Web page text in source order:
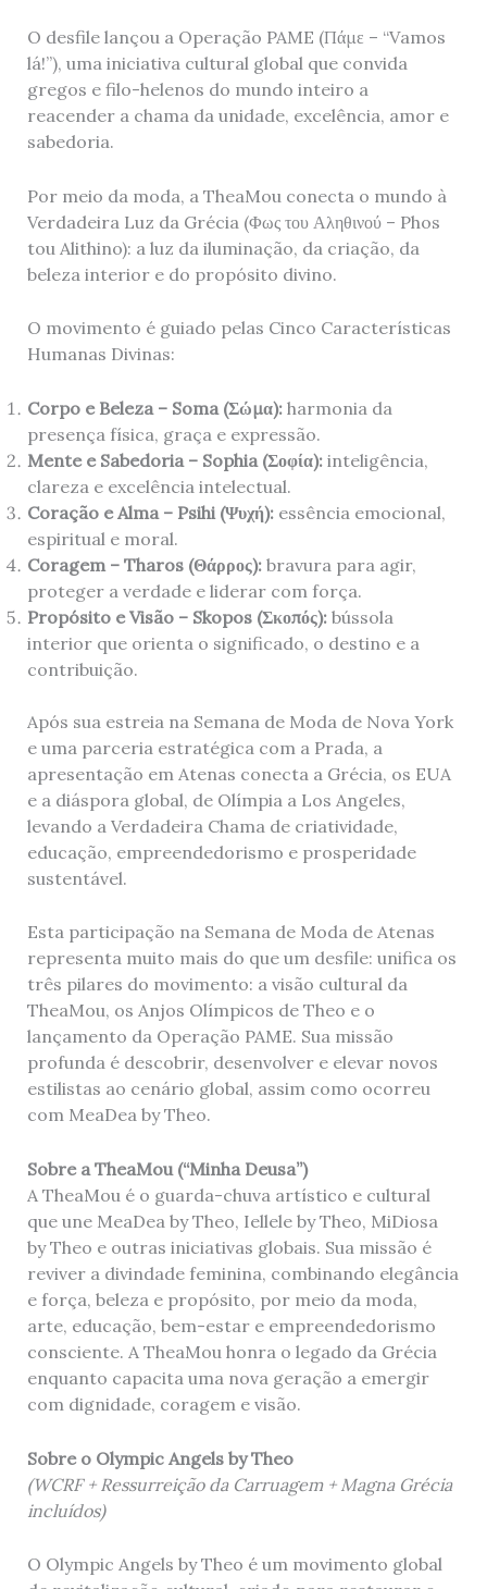
O desfile lançou a Operação PAME (Πάμε – “Vamos
lá!”), uma iniciativa cultural global que convida
gregos e filo-helenos do mundo inteiro a
reacender a chama da unidade, excelência, amor e
sabedoria.
Por meio da moda, a TheaMou conecta o mundo à
Verdadeira Luz da Grécia (Φως του Αληθινού – Phos
tou Alithino): a luz da iluminação, da criação, da
beleza interior e do propósito divino.
O movimento é guiado pelas Cinco Características
Humanas Divinas:
Corpo e Beleza – Soma (Σώμα):harmonia da
presença física, graça e expressão.
Mente e Sabedoria – Sophia (Σοφία):inteligência,
clareza e excelência intelectual.
Coração e Alma – Psihi (Ψυχή):essência emocional,
espiritual e moral.
Coragem – Tharos (Θάρρος):bravura para agir,
proteger a verdade e liderar com força.
Propósito e Visão – Skopos (Σκοπός):bússola
interior que orienta o significado, o destino e a
contribuição.
Após sua estreia na Semana de Moda de Nova York
e uma parceria estratégica com a Prada, a
apresentação em Atenas conecta a Grécia, os EUA
e a diáspora global, de Olímpia a Los Angeles,
levando a Verdadeira Chama de criatividade,
educação, empreendedorismo e prosperidade
sustentável.
Esta participação na Semana de Moda de Atenas
representa muito mais do que um desfile: unifica os
três pilares do movimento: a visão cultural da
TheaMou, os Anjos Olímpicos de Theo e o
lançamento da Operação PAME. Sua missão
profunda é descobrir, desenvolver e elevar novos
estilistas ao cenário global, assim como ocorreu
com MeaDea by Theo.
Sobre a TheaMou (“Minha Deusa”)
A TheaMou é o guarda-chuva artístico e cultural
que une MeaDea by Theo, Iellele by Theo, MiDiosa
by Theo e outras iniciativas globais. Sua missão é
reviver a divindade feminina, combinando elegância
e força, beleza e propósito, por meio da moda,
arte, educação, bem-estar e empreendedorismo
consciente. A TheaMou honra o legado da Grécia
enquanto capacita uma nova geração a emergir
com dignidade, coragem e visão.
Sobre o Olympic Angels by Theo
(WCRF + Ressurreição da Carruagem + Magna Grécia
incluídos)
O Olympic Angels by Theo é um movimento global